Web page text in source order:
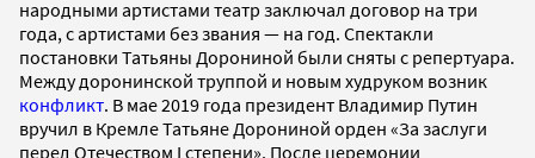
народными артистами театр заключал договор на три
года, с артистами без звания — на год. Спектакли
постановки Татьяны Дорониной были сняты с репертуара.
Между доронинской труппой и новым худруком возник
конфликт. В мае 2019 года президент Владимир Путин
вручил в Кремле Татьяне Дорониной орден «За заслуги
перед Отечеством I степени». После церемонии